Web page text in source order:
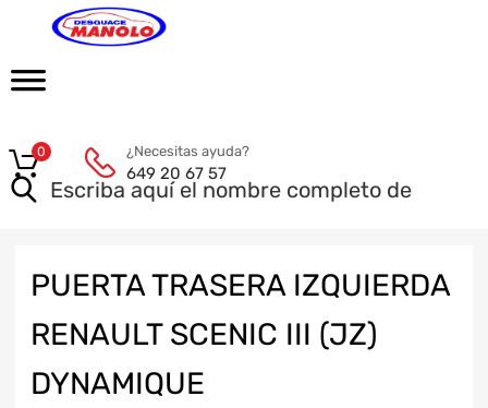
¿Necesitas ayuda?
649 20 67 57
0
PUERTA TRASERA IZQUIERDA
RENAULT SCENIC III (JZ)
DYNAMIQUE